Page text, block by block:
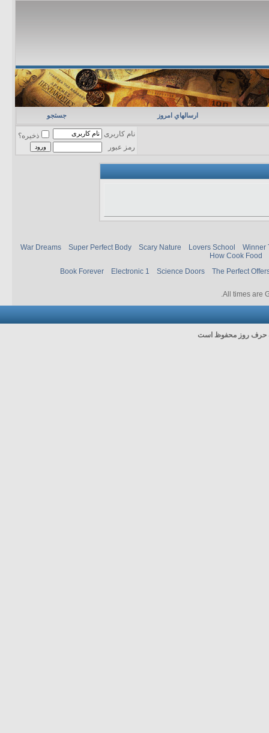
ارسالهاي امروز جستجو
نام کاربری
ذخیره؟
رمز عبور
War Dreams Super Perfect Body Scary Nature Lovers School
Winner
How Cook Food
Book Forever
Electronic 1 Science Doors The Perfect
All times are